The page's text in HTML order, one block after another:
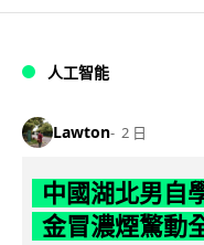
人工智能
Lawton 2 日
中國湖北男自
金冒濃煙驚動